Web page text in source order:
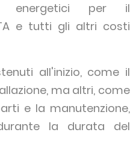
energetici per il
e tutti gli altri costi
all'inizio, come il
ma altri, come
e la manutenzione,
la durata del